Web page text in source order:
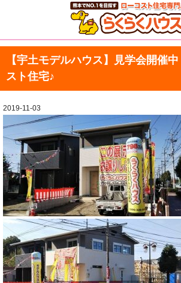
【宇土モデルハウス】見学会開催
スト住宅♪
2019-11-03